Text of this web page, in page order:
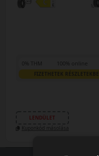
0% THM 100% online
FIZETHETEK
LENDÜLET
Kuponkód másolása